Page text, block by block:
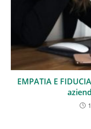
EMPATIA E